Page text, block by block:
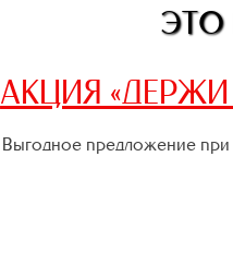
ЭТО
АКЦИЯ «ДЕРЖИ
Выгодное предложение при